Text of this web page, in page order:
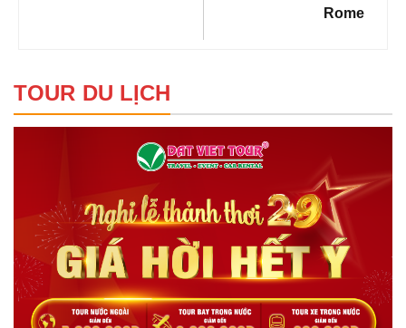
Rome
TOUR DU LỊCH